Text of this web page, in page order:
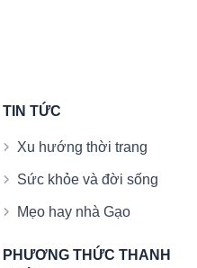
TIN TỨC
Xu hướng thời trang
Sức khỏe và đời sống
Mẹo hay nhà Gạo
PHƯƠNG THỨC THANH